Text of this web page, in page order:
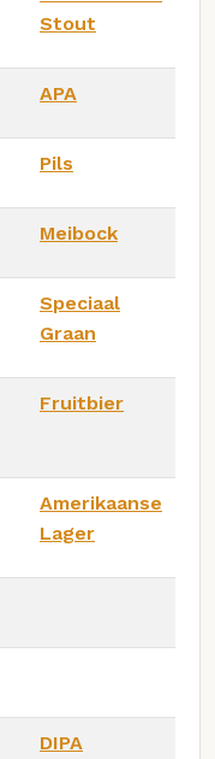
Stout
APA
Pils
Meibock
Speciaal
Graan
Fruitbier
Amerikaanse
Lager
DIPA